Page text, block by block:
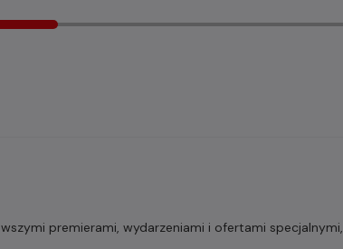
premierami, wydarzeniami i ofertami specjalnymi,